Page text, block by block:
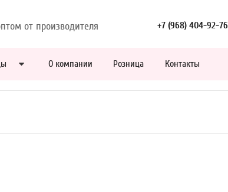
от производителя +7 (968) 404-92-76
О компании Розница Контакты